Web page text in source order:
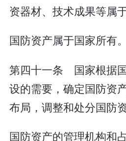
资器材、技术成果等属
国防资产属于国家所有。
第四十一条 国家根据
设的需要，确定国防资
布局，调整和处分国防资
国防资产的管理机构和